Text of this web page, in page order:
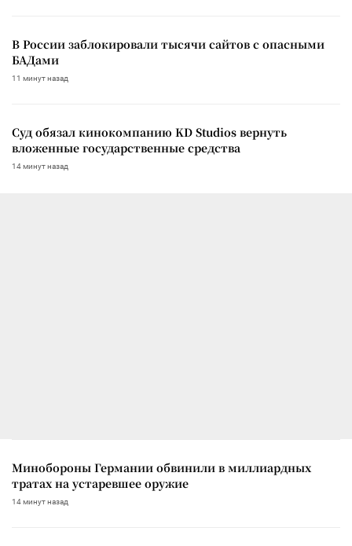
В России заблокировали тысячи сайтов с опасными
БАДами
11 минут назад
Суд обязал кинокомпанию KD Studios вернуть
вложенные государственные средства
14 минут назад
Минобороны Германии обвинили в миллиардных
тратах на устаревшее оружие
14 минут назад